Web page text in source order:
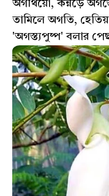
অগথিয়ো, কন্নড়ে
তামিলে অগতি,
'অগস্ত্যপুষ্প' বলার